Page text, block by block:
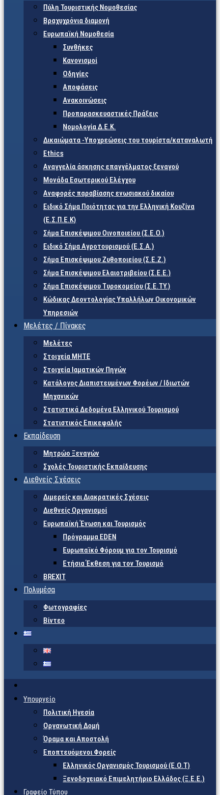
Πύλη Τουριστικής Νομοθεσίας
Βραχυχρόνια διαμονή
Ευρωπαϊκή Νομοθεσία
Συνθήκες
Κανονισμοί
Οδηγίες
Αποφάσεις
Ανακοινώσεις
Προπαρασκευαστικές Πράξεις
Νομολογία Δ.Ε.Κ.
Δικαιώματα -Υποχρεώσεις του τουρίστα/καταναλωτή
Ethics
Αναγγελία άσκησης επαγγέλματος ξεναγού
Μονάδα Εσωτερικού Ελέγχου
Αναφορές παραβίασης ενωσιακού δικαίου
Ειδικό Σήμα Ποιότητας για την Ελληνική Κουζίνα
(Ε.Σ.Π.Ε.Κ)
Σήμα Επισκέψιμου Οινοποιείου (Σ.Ε.Ο.)
Ειδικό Σήμα Αγροτουρισμού (Ε.Σ.Α.)
Σήμα Επισκέψιμου Ζυθοποιείου (Σ.Ε.Ζ.)
Σήμα Επισκέψιμου Ελαιοτριβείου (Σ.Ε.Ε.)
Σήμα Επισκέψιμου Τυροκομείου (Σ.Ε.TY.)
Κώδικας Δεοντολογίας Υπαλλήλων Οικονομικών
Υπηρεσιών
Μελέτες / Πίνακες
Μελέτες
Στοιχεία ΜΗΤΕ
Στοιχεία Ιαματικών Πηγών
Κατάλογος Διαπιστευμένων Φορέων / Ιδιωτών
Μηχανικών
Στατιστικά Δεδομένα Ελληνικού Τουρισμού
Στατιστικός Επικεφαλής
Εκπαίδευση
Μητρώο Ξεναγών
Σχολές Τουριστικής Εκπαίδευσης
Διεθνείς Σχέσεις
Διμερείς και Διακρατικές Σχέσεις
Διεθνείς Οργανισμοί
Ευρωπαϊκή Ένωση και Τουρισμός
Πρόγραμμα EDEN
Ευρωπαϊκό Φόρουμ για τον Τουρισμό
Ετήσια Έκθεση για τον Τουρισμό
BREXIT
Πολυμέσα
Φωτογραφίες
Βίντεο
Υπουργείο
Πολιτική Ηγεσία
Οργανωτική Δομή
Όραμα και Αποστολή
Εποπτευόμενοι Φορείς
Eλληνικός Οργανισμός Τουρισμού (Ε.Ο.Τ)
Ξενοδοχειακό Επιμελητήριο Ελλάδος (Ξ.Ε.Ε.)
Γραφείο Τύπου